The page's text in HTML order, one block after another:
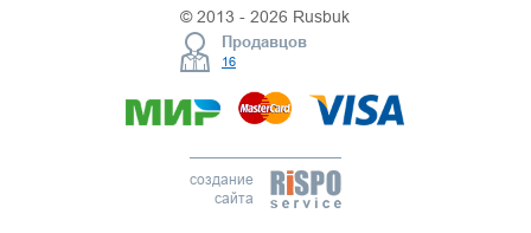
© 2013 - 2026 Rusbuk
Продавцов
16
создание
сайта